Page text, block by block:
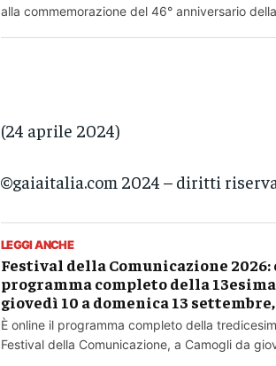
alla commemorazione del 46° anniversario
(24 aprile 2024)
©gaiaitalia.com 2024 – diritti
LEGGI ANCHE
Festival della Comunicazione
programma completo della
giovedì 10 a domenica 13
È online il programma completo della
Festival della Comunicazione, a Camogli da